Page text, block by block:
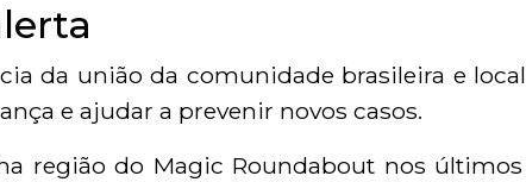
da união da comunidade brasileira e
e ajudar a prevenir novos casos.
região do Magic Roundabout nos últimos